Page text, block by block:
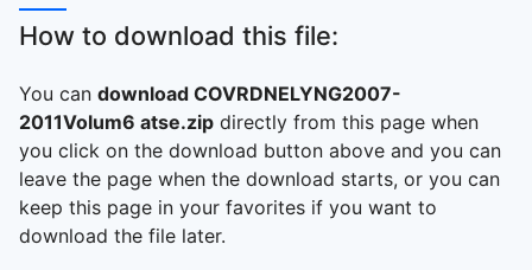
How to download this file:
You can download COVRDNELYNG2007-
2011Volum6 atse.zip directly from this page when
you click on the download button above and you can
leave the page when the download starts, or you can
keep this page in your favorites if you want to
download the file later.